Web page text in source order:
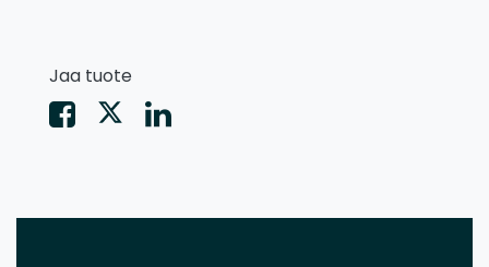
Jaa tuote